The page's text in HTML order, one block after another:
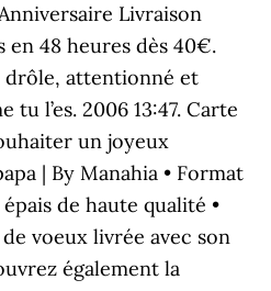
Livraison
48 heures dès 40€.
drôle, attentionné et
tu l’es. 2006 13:47. Carte
un joyeux
| By Manahia • Format
épais de haute qualité •
voeux livrée avec son
également la